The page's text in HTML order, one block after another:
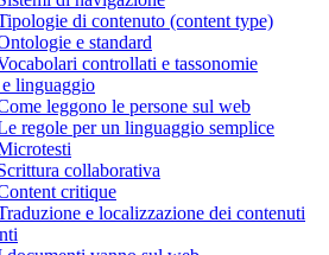
di contenuto (content type)
e standard
controllati e tassonomie
linguaggio
leggono le persone sul web
regole per un linguaggio semplice
collaborativa
critique
e localizzazione dei contenuti